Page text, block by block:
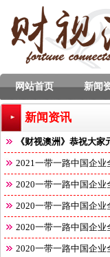
网站首页 新闻
新闻资讯
《财视澳洲》恭祝大家
2021一带一路中国企业
2020一带一路中国企业
2020一带一路中国企业
2020一带一路中国企业
2020一带一路中国企业